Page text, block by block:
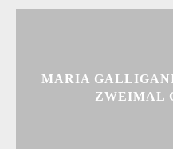
MARIA
ZWEIMAL